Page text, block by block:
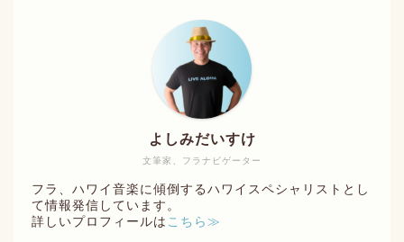
文筆家、フラナビゲーター
よしみだいすけ
フラ、ハワイ音楽に傾倒するハワイスペシャリストとし
て情報発信しています。
詳しいプロフィールは こちら≫